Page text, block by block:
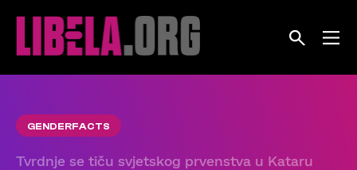
GENDERFACTS
Tvrdnje se tiču svjetskog prvenstva u Kataru